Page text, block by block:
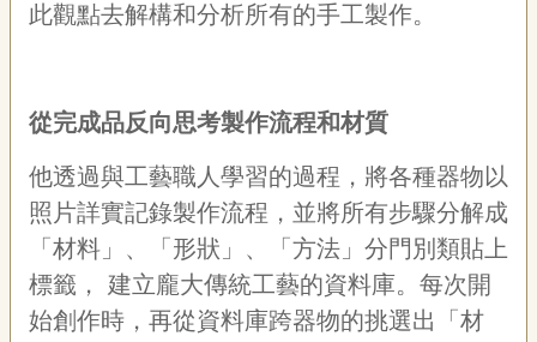
此觀點去解構和分析所有的手工製作。
從完成品反向思考製作流程和材質
他透過與工藝職人學習的過程，將各種器物以
照片詳實記錄製作流程，並將所有步驟分解成
「材料」、「形狀」、「方法」分門別類貼上
標籤， 建立龐大傳統工藝的資料庫。每次開
始創作時，再從資料庫跨器物的挑選出「材